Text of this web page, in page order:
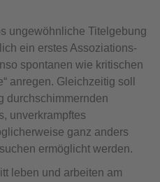
ungewöhnliche Titelgebung
ein erstes Assoziations-
spontanen wie kritischen
anregen. Gleichzeitig soll
durchschimmernden
unverkrampftes
ganz anders
ermöglicht werden.
leben und arbeiten am